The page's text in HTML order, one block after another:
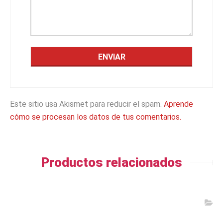
Este sitio usa Akismet para reducir el spam. Aprende
cómo se procesan los datos de tus comentarios.
Productos relacionados